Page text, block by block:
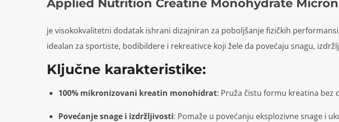
Applied Nutrition Creatine Monohydrate
je visokokvalitetni dodatak ishrani dizajniran za poboljšanje fizičkih
idealan za sportiste, bodibildere i rekreativce koji žele da povećaju snagu,
Ključne karakteristike:
100% mikronizovani kreatin monohidrat: Pruža čistu formu kreatina bez
Povećanje snage i izdržljivosti: Pomaže u povećanju eksplozivne snage i